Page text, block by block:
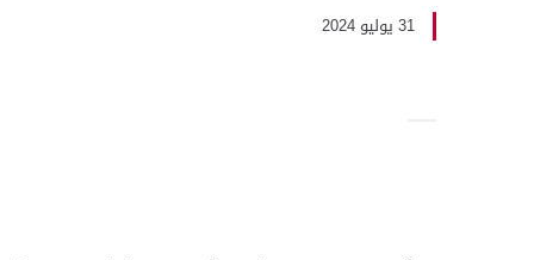
31 يوليو 2024